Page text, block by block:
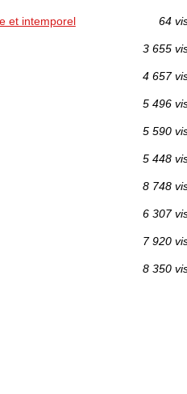
et intemporel 64
3 655
4 657
5 496
5 590
5 448
8 748
6 307
7 920
8 350